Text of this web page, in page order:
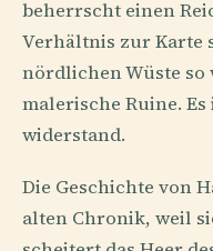
beherrscht einen
Verhältnis zur Karte
nördlichen Wüste so
malerische Ruine.
widerstand.
Die Geschichte von
alten Chronik, weil